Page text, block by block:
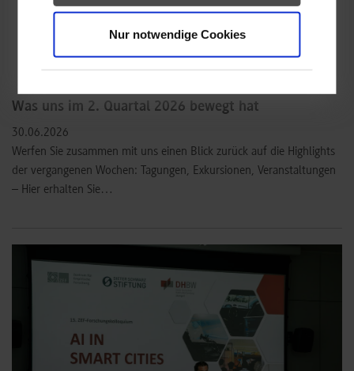
Nur notwendige Cookies
Was uns im 2. Quartal 2026 bewegt hat
30.06.2026
Werfen Sie zusammen mit uns einen Blick zurück auf die Highlights
der vergangenen Wochen: Tagungen, Exkursionen, Veranstaltungen
– Hier erhalten Sie…